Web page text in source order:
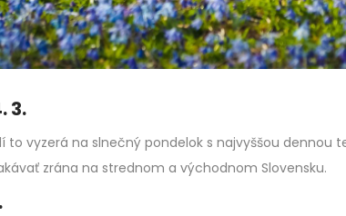
3.
to vyzerá na slnečný pondelok s najvyššou dennou
zrána na strednom a východnom Slovensku.